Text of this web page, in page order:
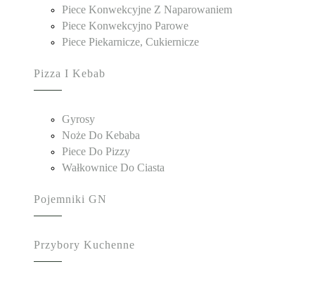
Piece Konwekcyjne Z Naparowaniem
Piece Konwekcyjno Parowe
Piece Piekarnicze, Cukiernicze
Pizza I Kebab
Gyrosy
Noże Do Kebaba
Piece Do Pizzy
Wałkownice Do Ciasta
Pojemniki GN
Przybory Kuchenne